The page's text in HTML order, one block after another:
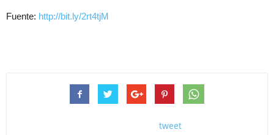
Fuente: http://bit.ly/2rt4tjM
tweet